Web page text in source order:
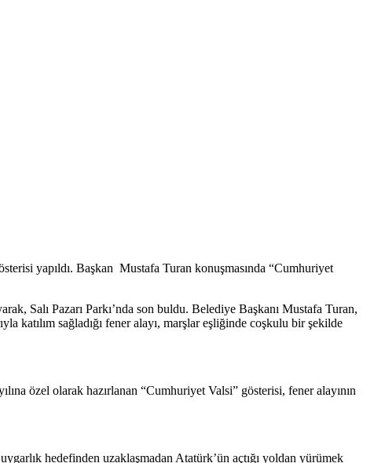
yapıldı. Başkan Mustafa Turan konuşmasında “Cumhuriyet
Salı Pazarı Parkı’nda son buldu. Belediye Başkanı Mustafa Turan,
katılım sağladığı fener alayı, marşlar eşliğinde coşkulu bir şekilde
özel olarak hazırlanan “Cumhuriyet Valsi” gösterisi, fener alayının
hedefinden uzaklaşmadan Atatürk’ün açtığı yoldan yürümek